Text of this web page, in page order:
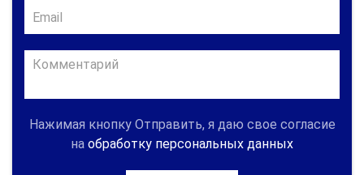
Нажимая кнопку Отправить, я даю свое согласие
на обработку персональных данных